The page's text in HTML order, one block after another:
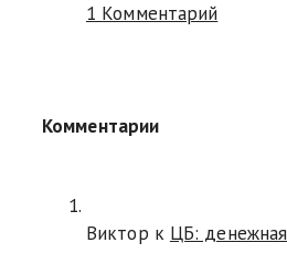
1 Комментарий
Комментарии
Виктор к ЦБ: